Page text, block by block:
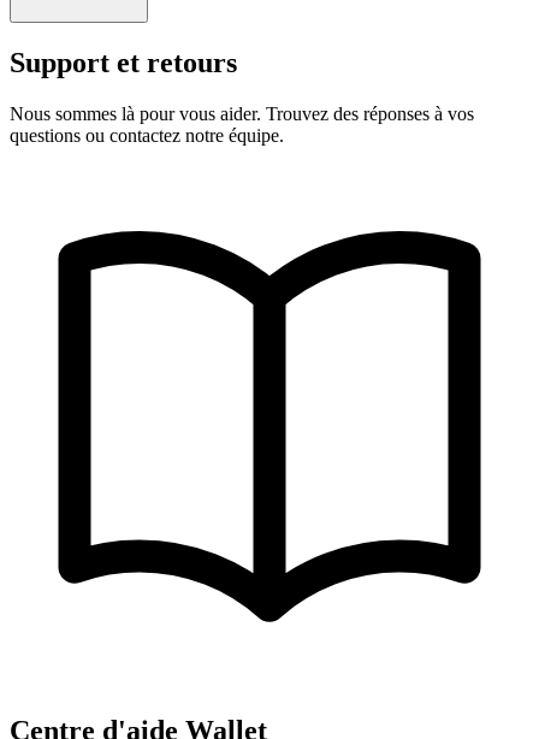
Support et retours
Nous sommes là pour vous aider. Trouvez des réponses à vos
questions ou contactez notre équipe.
Centre d'aide Wallet